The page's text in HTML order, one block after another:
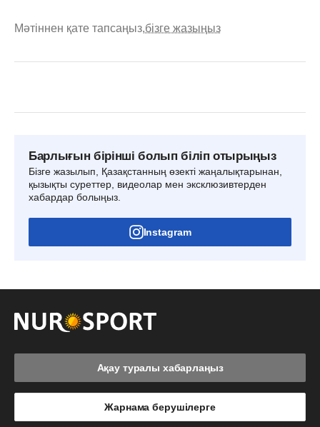
Мәтіннен қате тапсаңыз,бізге жазыңыз
Барлығын бірінші болып біліп отырыңыз
Бізге жазылып, Қазақстанның өзекті жаңалықтарынан,
қызықты суреттер, видеолар мен эксклюзивтерден
хабардар болыңыз.
Instagram
Ақау туралы хабарлаңыз
Жарнама берушілерге